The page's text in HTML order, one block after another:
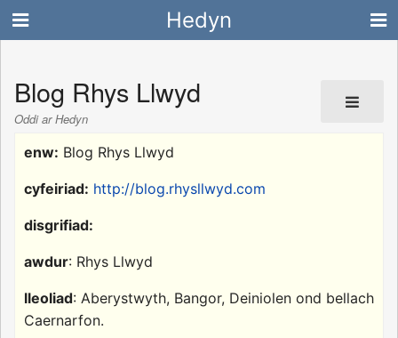
Hedyn
Blog Rhys Llwyd
Oddi ar Hedyn
enw: Blog Rhys Llwyd
cyfeiriad: http://blog.rhysllwyd.com
disgrifiad:
awdur: Rhys Llwyd
lleoliad: Aberystwyth, Bangor, Deiniolen ond bellach
Caernarfon.